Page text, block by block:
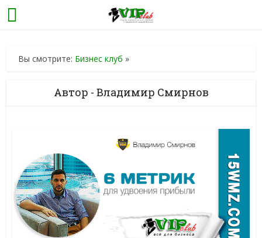
Вы смотрите: Бизнес клуб »
Автор - Владимир Смирнов